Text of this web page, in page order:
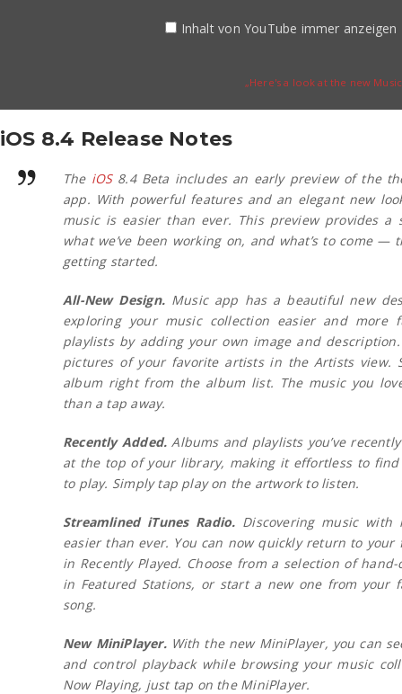
Inhalt von YouTube immer anzeigen
„Here's a look at the new
iOS 8.4 Release Notes
The iOS8.4 Beta includes an early preview of the
app. With powerful features and an elegant new
music is easier than ever. This preview provides a
what we’ve been working on, and what’s to come —
getting started.
All-New Design.Music app has a beautiful new
exploring your music collection easier and more
playlists by adding your own image and
pictures of your favorite artists in the Artists view.
album right from the album list. The music you
than a tap away.
Recently Added. Albums and playlists you’ve
at the top of your library, making it effortless to find
to play. Simply tap play on the artwork to listen.
Streamlined iTunes Radio. Discovering music with
easier than ever. You can now quickly return to your
in Recently Played. Choose from a selection of
in Featured Stations, or start a new one from your
song.
New MiniPlayer.With the new MiniPlayer, you can
and control playback while browsing your music
Now Playing, just tap on the MiniPlayer.